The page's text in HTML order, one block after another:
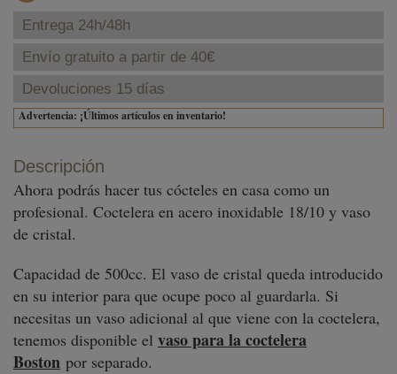
Entrega 24h/48h
Envío gratuito a partir de 40€
Devoluciones 15 días
Advertencia: ¡Últimos artículos en inventario!
Descripción
Ahora podrás hacer tus cócteles en casa como un
profesional. Coctelera en acero inoxidable 18/10 y vaso
de cristal.
Capacidad de 500cc. El vaso de cristal queda introducido
en su interior para que ocupe poco al guardarla. Si
necesitas un vaso adicional al que viene con la coctelera,
tenemos disponible el vaso para la coctelera
Boston por separado.